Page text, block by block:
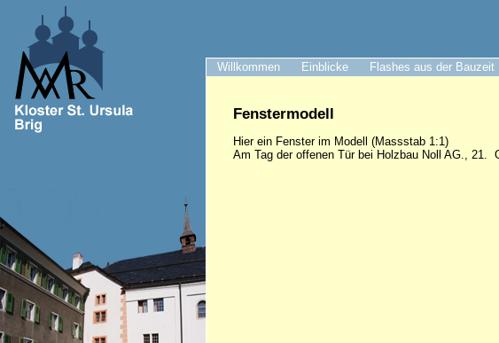
Willkommen Einblicke Flashes aus der Bauzeit
Fenstermodell
Hier ein Fenster im Modell (Massstab 1:1)
Am Tag der offenen Tür bei Holzbau Noll AG., 21.